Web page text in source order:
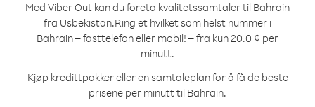
Med Viber Out kan du foreta kvalitetssamtaler til Bahrain
fra Usbekistan.Ring et hvilket som helst nummer i
Bahrain – fasttelefon eller mobil! – fra kun 20.0 ¢ per
minutt.
Kjøp kredittpakker eller en samtaleplan for å få de beste
prisene per minutt til Bahrain.